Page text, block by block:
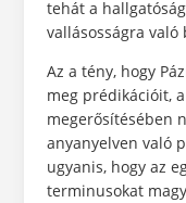
tehát a
vallásosságra
Az a tény, hogy
meg prédikációit,
megerősítésében
anyanyelven való
ugyanis, hogy az
terminusokat